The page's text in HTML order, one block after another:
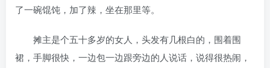
了一碗馄饨，加了辣，坐在那里等。
摊主是个五十多岁的女人，头发有几根白的，围着围
裙，手脚很快，一边包一边跟旁边的人说话，说得很热闹，